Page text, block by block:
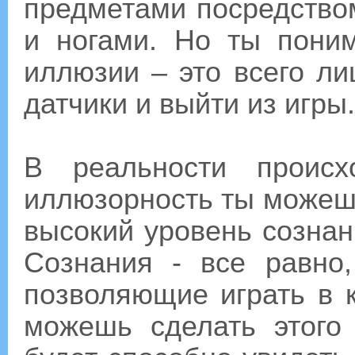
предметами
и ногами. Но ты
иллюзии – это всего
датчики и выйти из игры.
В реальности
иллюзорность ты
высокий уровень
Сознания - все
позволяющие играть в
можешь сделать